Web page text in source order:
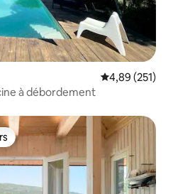
Évaluation
4,89 (251)
à débordement
plus appréciés